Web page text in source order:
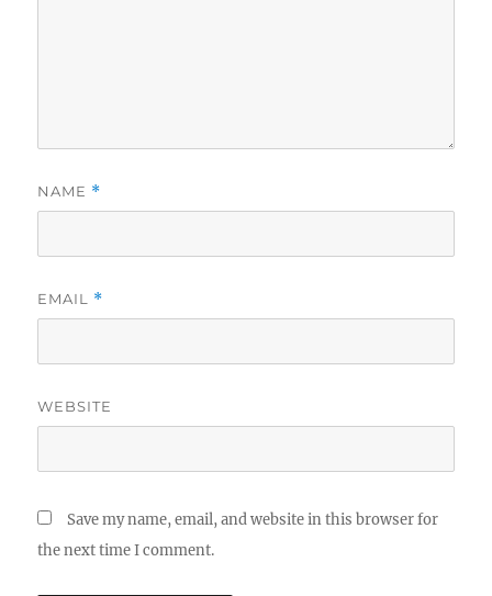
NAME *
EMAIL *
WEBSITE
Save my name, email, and website in this browser for
the next time I comment.